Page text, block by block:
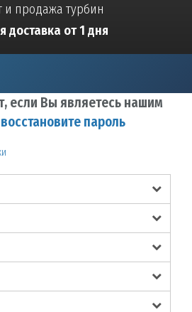
и продажа турбин
доставка от 1 дня
если Вы являетесь нашим
восстановите пароль